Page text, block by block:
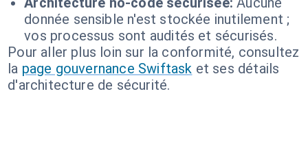
donnée sensible n'est stockée inutilement ;
vos processus sont audités et sécurisés.
Pour aller plus loin sur la conformité, consultez
la page gouvernance Swiftask et ses détails
d'architecture de sécurité.